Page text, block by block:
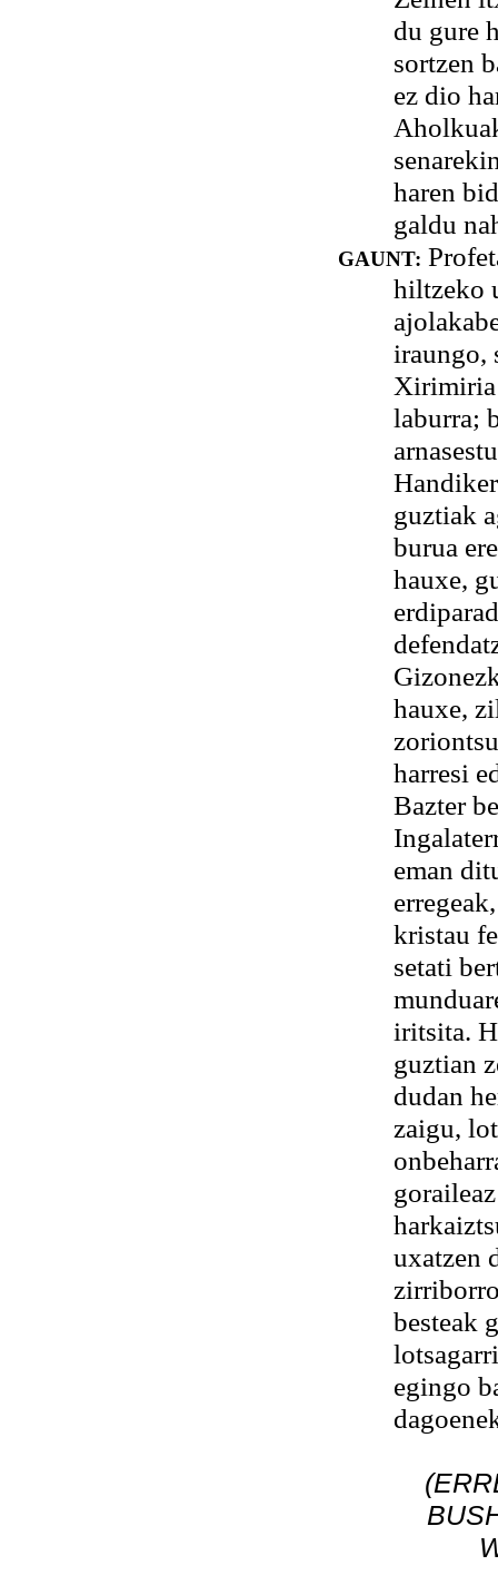
du gure
sortzen
ez dio
haren
galdu
GAUNT:
hiltzeko
iraungo,
Xirimiria
laburra;
guztiak
burua
hauxe,
hauxe,
harresi
Bazter
eman
kristau
setati
iritsita.
guztian
dudan
zaigu,
uxatzen
besteak
egingo